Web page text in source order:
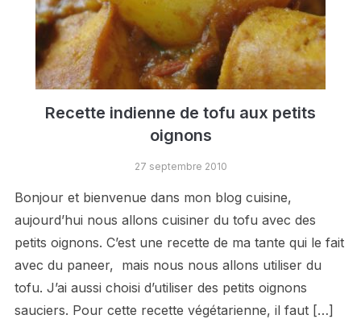
Recette indienne de tofu aux petits
oignons
27 septembre 2010
Bonjour et bienvenue dans mon blog cuisine,
aujourd’hui nous allons cuisiner du tofu avec des
petits oignons. C’est une recette de ma tante qui le fait
avec du paneer, mais nous nous allons utiliser du
tofu. J’ai aussi choisi d’utiliser des petits oignons
sauciers. Pour cette recette végétarienne, il faut […]